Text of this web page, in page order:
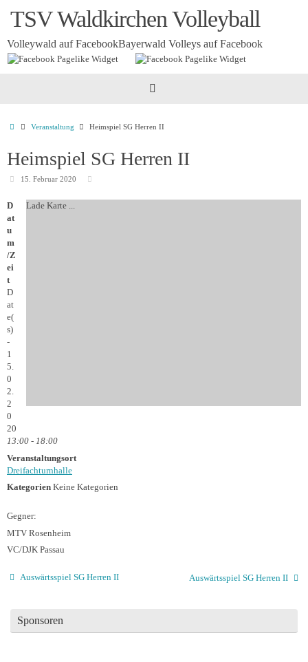
InhaltTSV Waldkirchen Volleyball
Volleywald auf FacebookBayerwald Volleys auf Facebook
Startseite
Veranstaltung Heimspiel SG Herren II
Heimspiel SG Herren II
15. Februar 2020
Lade Karte ...
D
at
u
m
/Z
ei
t
D
at
e(
s)
-
1
5.
0
2.
2
0
20
13:00 - 18:00
Veranstaltungsort
Dreifachturnhalle
Kategorien Keine Kategorien
Gegner:
MTV Rosenheim
VC/DJK Passau
Auswärtsspiel SG Herren II Auswärtsspiel SG Herren II
Sponsoren